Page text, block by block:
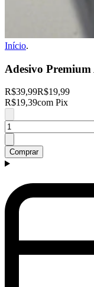
Início.
Adesivo
R$39,99R$19,99
R$19,39com Pix
Comprar